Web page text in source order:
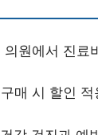
의원에서 진료
매 시 할인 적